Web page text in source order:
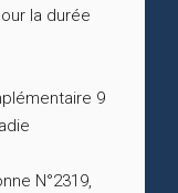
la durée
9
N°2319,